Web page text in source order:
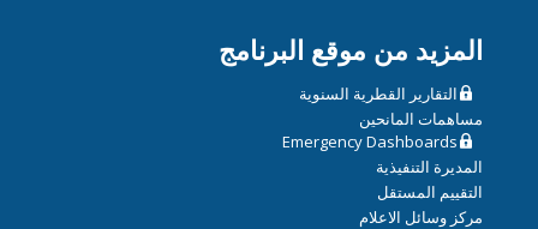
المزيد من موقع البرنامج
التقارير القطرية السنوية
مساهمات المانحين
Emergency Dashboards
المديرة التنفيذية
التقييم المستقل
مركز وسائل الاعلام